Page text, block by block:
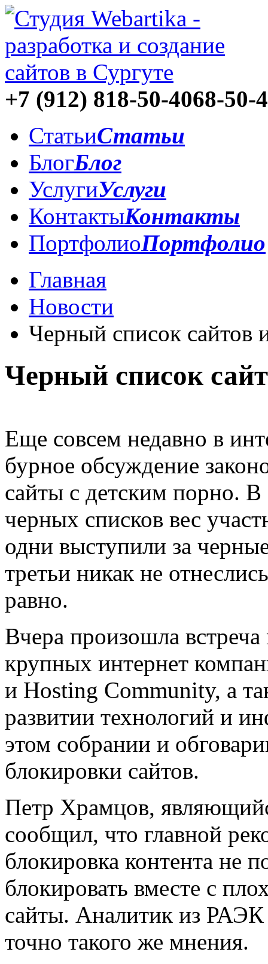
+7 (912) 818-50-4068-50-
СтатьиСтатьи
БлогБлог
УслугиУслуги
КонтактыКонтакты
ПортфолиоПортфолио
Главная
Новости
Черный список сайтов
Черный список
Еще совсем недавно в
бурное обсуждение
сайты с детским порно. В
черных списков вес
одни выступили за
третьи никак не
равно.
Вчера произошла
крупных интернет
и Hosting Community, а
развитии технологий и
этом собрании и
блокировки сайтов.
Петр Храмцов,
сообщил, что главной
блокировка контента не
блокировать вместе с
сайты. Аналитик из
точно такого же мнения.